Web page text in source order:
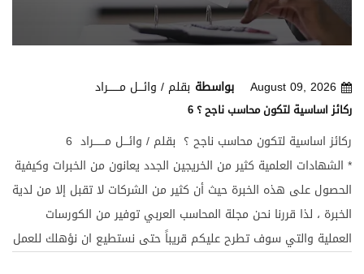
بواسطة بقلم / وائـــل مـــــــراد August 09, 2026
6 ركائز اساسية لتكون محاسب ناجح ؟
6 ركائز اساسية لتكون محاسب ناجح ؟ بقلم / وائـــل مـــــــراد
* الشهادات العلمية كثير من الخريجين الجدد يعانون من الخبرات وكيفية
الحصول على هذه الخبرة حيث أن كثير من الشركات لا تقبل إلا من لدية
الخبرة ، لذا قررنا نحن مجلة المحاسب العربي توفير من الكورسات
العملية والتي سوف تطرح عليكم قريباً حتى نستطيع ان نؤهلك للعمل